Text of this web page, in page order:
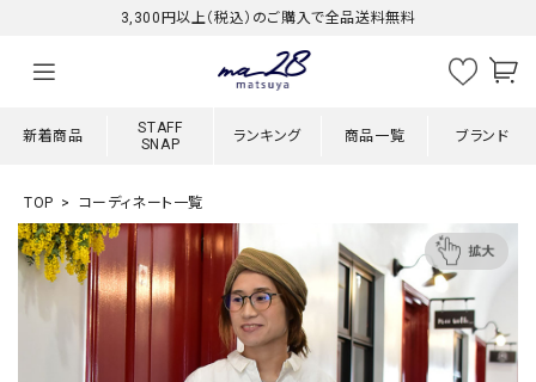
3,300円以上（税込）のご購入で全品送料無料
新着商品
STAFF
SNAP
ランキング 商品一覧 ブランド
TOP コーディネート一覧